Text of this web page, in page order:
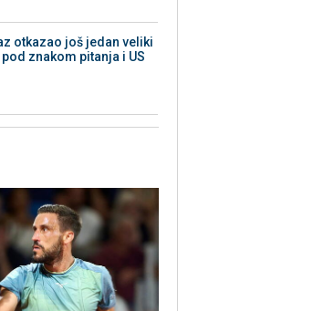
otkazao još jedan veliki
znakom pitanja i US